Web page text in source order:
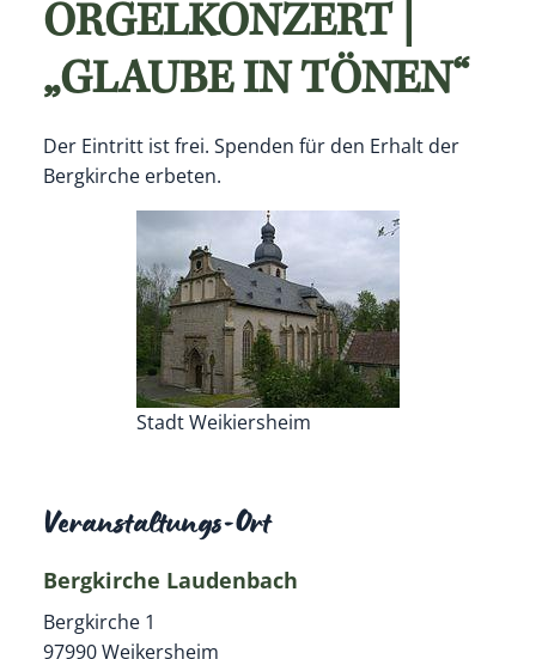
ORGELKONZERT |
„GLAUBE IN TÖNEN“
Der Eintritt ist frei. Spenden für den Erhalt der
Bergkirche erbeten.
Stadt Weikiersheim
Veranstaltungs-Ort
Bergkirche Laudenbach
Bergkirche 1
97990 Weikersheim